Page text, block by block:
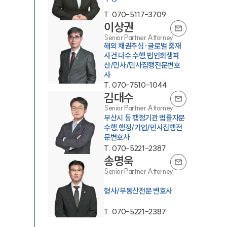
대륜소개
대륜소개
대륜의 강점
오시는 길
T.070-5117-3709
이상권
Senior Partner Attorney
해외 채권추심·글로벌 중재
사건 다수 수행,법인회생파
산/민사/민사집행전문변호
사
T.070-7510-1044
김대수
Senior Partner Attorney
부산시 등 행정기관 법률자문
수행,행정/기업/민사집행전
문변호사
T.070-5221-2387
송명욱
Senior Partner Attorney
형사/부동산전문 변호사
T.070-5221-2387